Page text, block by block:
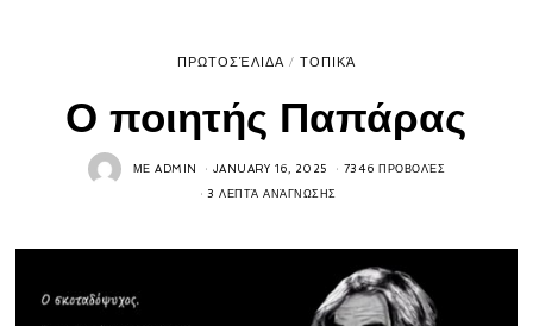
ΠΡΩΤΟΣΈΛΙΔΑ / ΤΟΠΙΚΆ
Ο ποιητής Παπάρας
ΜΕADMIN JANUARY 16, 2025 7346 ΠΡΟΒΟΛΈΣ
3 ΛΕΠΤΆ ΑΝΆΓΝΩΣΗΣ